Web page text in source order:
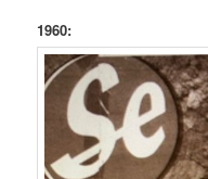
1960: